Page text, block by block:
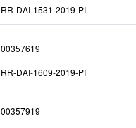
RR-DAI-1531-2019-PI
00357619
RR-DAI-1609-2019-PI
00357919